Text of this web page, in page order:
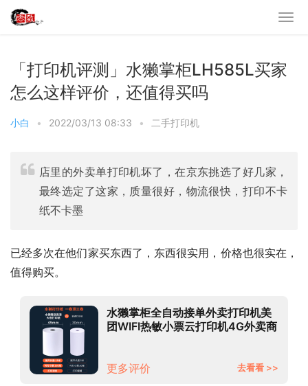
「打印机评测」水獭掌柜LH585L买家
怎么这样评价，还值得买吗
小白 • 2022/03/13 08:33 • 二手打印机
店里的外卖单打印机坏了，在京东挑选了好几家，
最终选定了这家，质量很好，物流很快，打印不卡
纸不卡墨
已经多次在他们家买东西了，东西很实用，价格也很实在，
值得购买。
水獭掌柜全自动接单外卖打印机美
团WIFI热敏小票云打印机4G外卖商
+手动撕纸
更多评价 去看看 >>